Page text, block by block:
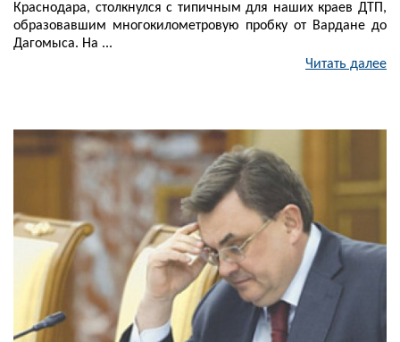
Краснодара, столкнулся с типичным для наших краев ДТП,
образовавшим многокилометровую пробку от Вардане до
Дагомыса. На ...
Читать далее